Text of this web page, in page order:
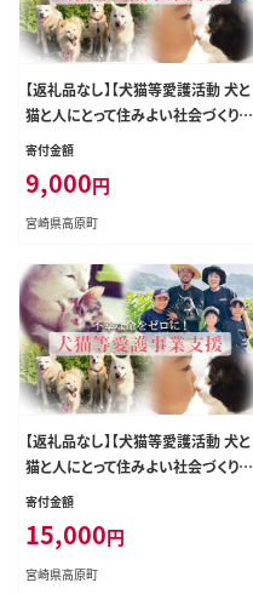
【返礼品なし】【犬猫等愛護活動 犬と
猫と人にとって住みよい社会づくりを
応援】宮崎県 高原町 特定非営利活
P00056
寄付金額
9,000円
宮崎県高原町
【返礼品なし】【犬猫等愛護活動 犬と
猫と人にとって住みよい社会づくりを
応援】宮崎県 高原町 特定非営利活
P00056
寄付金額
15,000円
宮崎県高原町